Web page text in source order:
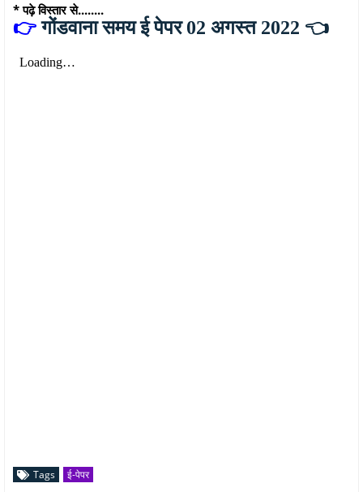
* पढ़े विस्तार से........
👉गोंडवाना समय ई पेपर 02 अगस्त 2022 👈
Tags ई-पेपर